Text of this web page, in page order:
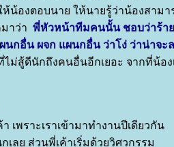
ห้น้องตอบนาย ให้นายรู้ว่าน้องสามา
าว่า พี่หัวหน้าทีมคนนั้น ชอบว่าร้า
กอื่น ผจก แผนกอื่น ว่าโง่ ว่าน่าจะ
สู้ดีนักถึงคนอื่นอีกเยอะ จากที่น้อง
เพราะเราเข้ามาทำงานปีเดียวกัน
ลย ส่วนพี่เค้าเริ่มด้วยวิศวกรรม